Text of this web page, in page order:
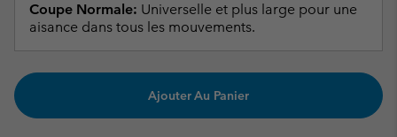
Coupe Normale: Universelle et plus large pour une
aisance dans tous les mouvements.
Ajouter Au Panier